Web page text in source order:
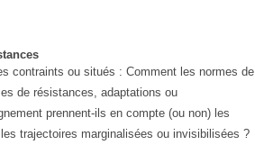
contraints ou situés : Comment les normes de
de résistances, adaptations ou
prennent-ils en compte (ou non) les
trajectoires marginalisées ou invisibilisées ?